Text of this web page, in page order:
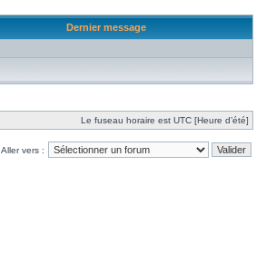
Dernier message
Le fuseau horaire est UTC [Heure d’été]
Aller vers :